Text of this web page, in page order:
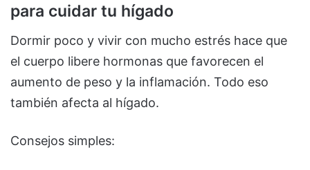
para cuidar tu hígado
Dormir poco y vivir con mucho estrés hace que
el cuerpo libere hormonas que favorecen el
aumento de peso y la inflamación. Todo eso
también afecta al hígado.
Consejos simples: